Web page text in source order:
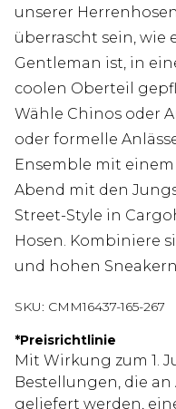
unserer
überrascht sein, wie
Gentleman ist, in
coolen Oberteil
Wähle Chinos oder
oder formelle
Ensemble mit
Abend mit den
Street-Style in
Hosen. Kombiniere
und hohen
SKU: CMM16437-165-267
*Preisrichtlinie
Mit Wirkung zum 1.
Bestellungen, die
geliefert werden,